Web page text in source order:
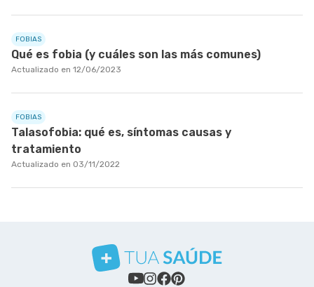
FOBIAS
Qué es fobia (y cuáles son las más comunes)
Actualizado en 12/06/2023
FOBIAS
Talasofobia: qué es, síntomas causas y
tratamiento
Actualizado en 03/11/2022